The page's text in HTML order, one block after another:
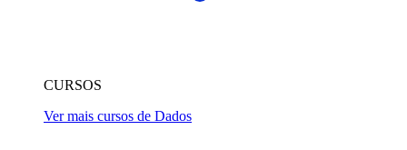
CURSOS
Ver mais cursos de Dados